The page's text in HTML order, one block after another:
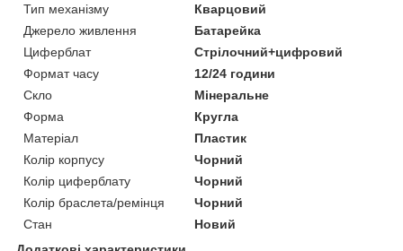
Тип механізму
Кварцовий
Джерело живлення
Батарейка
Циферблат
Стрілочний+цифровий
Формат часу
12/24 години
Скло
Мінеральне
Форма
Кругла
Матеріал
Пластик
Колір корпусу
Чорний
Колір циферблату
Чорний
Колір браслета/ремінця
Чорний
Стан
Новий